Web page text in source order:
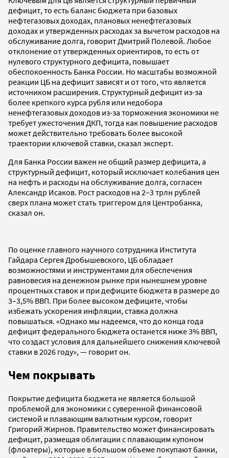
дефицит, то есть баланс бюджета при базовых
нефтегазовых доходах, плановых ненефтегазовых
доходах и утвержденных расходах за вычетом расходов на
обслуживание долга, говорит Дмитрий Полевой. Любое
отклонение от утвержденных ориентиров, то есть от
нулевого структурного дефицита, повышает
обеспокоенность Банка России. Но масштабы возможной
реакции ЦБ на дефицит зависят и от того, что является
источником расширения. Структурный дефицит из-за
более крепкого курса рубля или недобора
ненефтегазовых доходов из-за торможения экономики не
требует ужесточения ДКП, тогда как повышение расходов
может действительно требовать более высокой
траектории ключевой ставки, сказал эксперт.
Для Банка России важен не общий размер дефицита, а
структурный дефицит, который исключает колебания цен
на нефть и расходы на обслуживание долга, согласен
Александр Исаков. Рост расходов на 2–3 трлн рублей
сверх плана может стать триггером для Центробанка,
сказал он.
По оценке главного научного сотрудника Института
Гайдара Сергея Дробышевского, ЦБ обладает
возможностями и инструментами для обеспечения
равновесия на денежном рынке при нынешнем уровне
процентных ставок и при дефиците бюджета в размере до
3–3,5% ВВП. При более высоком дефиците, чтобы
избежать ускорения инфляции, ставка должна
повышаться. «Однако мы надеемся, что до конца года
дефицит федерального бюджета останется ниже 3% ВВП,
что создаст условия для дальнейшего снижения ключевой
ставки в 2026 году», — говорит он.
Чем покрывать
Покрытие дефицита бюджета не является большой
проблемой для экономики с суверенной финансовой
системой и плавающим валютным курсом, говорит
Григорий Жирнов. Правительство может финансировать
дефицит, размещая облигации с плавающим купоном
(флоатеры), которые в большом объеме покупают банки,